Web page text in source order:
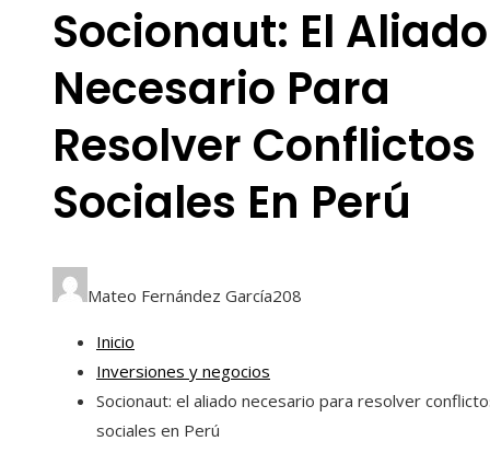
Socionaut: El Aliado
Necesario Para
Resolver Conflictos
Sociales En Perú
Mateo Fernández García208
Inicio
Inversiones y negocios
Socionaut: el aliado necesario para resolver
sociales en Perú